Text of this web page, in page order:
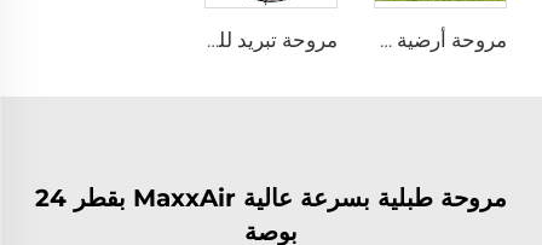
مروحة أرضية قابلة للحركة FJDIAMOND قطرها 1.5 متر و2 متر (80 إنش)، يمكن التحكم بها عبر الـ WIFI، هادئة ومناسبة لصالات الجيم مروحة تبريد للمزارع الداجنة ومروحة تهوية
مروحة طبلية بسرعة عالية MaxxAir بقطر 24
بوصة